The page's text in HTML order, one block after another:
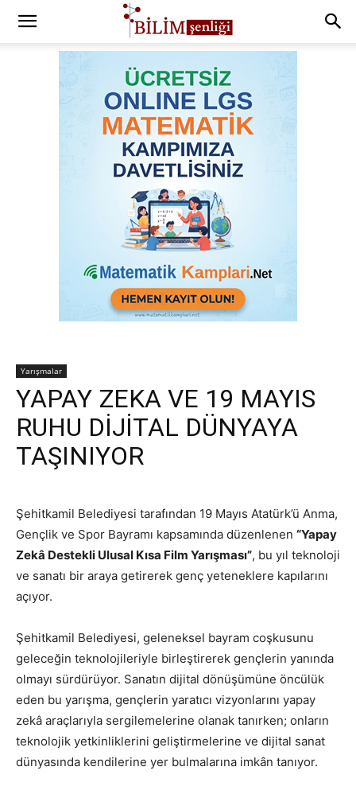
Yarışmalar
YAPAY ZEKA VE 19 MAYIS
RUHU DİJİTAL DÜNYAYA
TAŞINIYOR
Şehitkamil Belediyesi tarafından 19 Mayıs Atatürk’ü Anma,
Gençlik ve Spor Bayramı kapsamında düzenlenen “Yapay
Zekâ Destekli Ulusal Kısa Film Yarışması”, bu yıl teknoloji
ve sanatı bir araya getirerek genç yeteneklere kapılarını
açıyor.
Şehitkamil Belediyesi, geleneksel bayram coşkusunu
geleceğin teknolojileriyle birleştirerek gençlerin yanında
olmayı sürdürüyor. Sanatın dijital dönüşümüne öncülük
eden bu yarışma, gençlerin yaratıcı vizyonlarını yapay
zekâ araçlarıyla sergilemelerine olanak tanırken; onların
teknolojik yetkinliklerini geliştirmelerine ve dijital sanat
dünyasında kendilerine yer bulmalarına imkân tanıyor.